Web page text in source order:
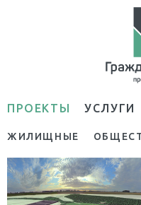
ПРОЕКТЫ УСЛУГИ
ЖИЛИЩНЫЕ